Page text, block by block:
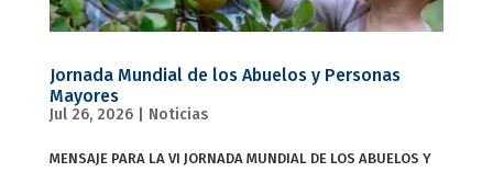
Jornada Mundial de los Abuelos y Personas
Mayores
Jul 26, 2026| Noticias
MENSAJE PARA LA VI JORNADA MUNDIAL DE LOS ABUELOS Y